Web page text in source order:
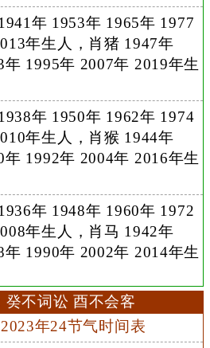
年 1953年 1965年 1977
年生人，肖猪 1947年
1995年 2007年 2019年生
年 1950年 1962年 1974
年生人，肖猴 1944年
1992年 2004年 2016年生
年 1948年 1960年 1972
年生人，肖马 1942年
1990年 2002年 2014年生
癸不词讼 酉不会客
年24节气时间表